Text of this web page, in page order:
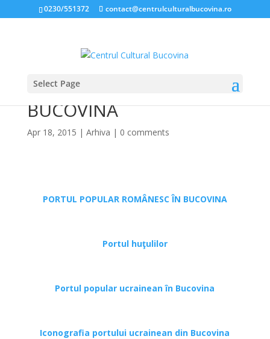
0230/551372 contact@centrulculturalbucovina.ro
Select Page
PORTURI POPULARE ÎN
BUCOVINA
Apr 18, 2015 | Arhiva | 0 comments
PORTUL POPULAR ROMÂNESC ÎN BUCOVINA
Portul huţulilor
Portul popular ucrainean în Bucovina
Iconografia portului ucrainean din Bucovina